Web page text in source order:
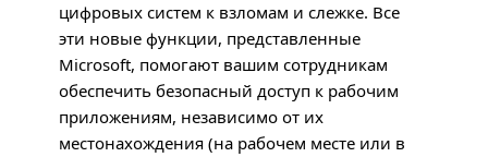
цифровых систем к взломам и слежке. Все
эти новые функции, представленные
Microsoft, помогают вашим сотрудникам
обеспечить безопасный доступ к рабочим
приложениям, независимо от их
местонахождения (на рабочем месте или в